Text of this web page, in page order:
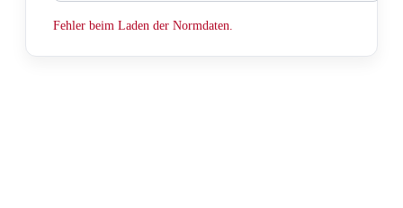
Fehler beim Laden der Normdaten.